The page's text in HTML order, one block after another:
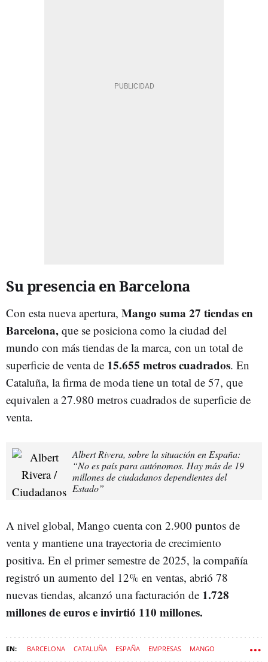
Su presencia en Barcelona
Con esta nueva apertura, Mango suma 27 tiendas en
Barcelona, que se posiciona como la ciudad del
mundo con más tiendas de la marca, con un total de
superficie de venta de 15.655 metros cuadrados. En
Cataluña, la firma de moda tiene un total de 57, que
equivalen a 27.980 metros cuadrados de superficie de
venta.
Albert Rivera, sobre la situación en España:
“No es país para autónomos. Hay más de 19
millones de ciudadanos dependientes del
Estado”
A nivel global, Mango cuenta con 2.900 puntos de
venta y mantiene una trayectoria de crecimiento
positiva. En el primer semestre de 2025, la compañía
registró un aumento del 12% en ventas, abrió 78
nuevas tiendas, alcanzó una facturación de 1.728
millones de euros e invirtió 110 millones.
BARCELONA CATALUÑA ESPAÑA EMPRESAS MANGO